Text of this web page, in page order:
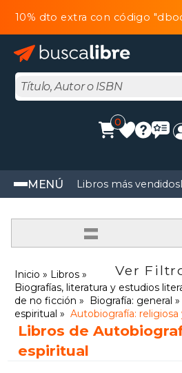
10% dto extra con código
0
MENÚ Libros más vendidos
=
Ver
Inicio
Libros
Biografías, literatura y estudios
de no ficción
Biografía: general
espiritual
Autobiografía: religiosa
Libros de
espiritual